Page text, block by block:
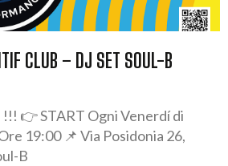
CLUB – DJ SET SOUL-B
!!! 👉 START Ogni Venerdí di
19:00 📌 Via Posidonia 26,
B